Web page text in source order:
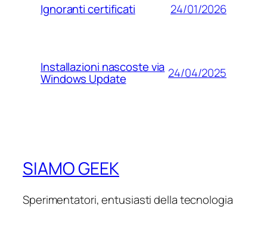
Ignoranti certificati 24/01/2026
Installazioni nascoste via
Windows Update 24/04/2025
SIAMO GEEK
Sperimentatori, entusiasti della tecnologia